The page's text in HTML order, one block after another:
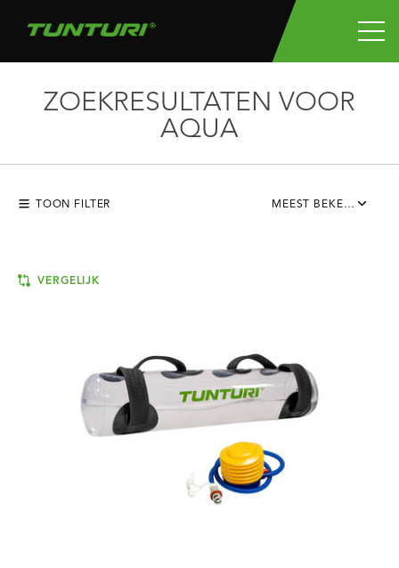
ZOEKRESULTATEN VOOR
AQUA
TOON FILTER MEEST BEKEKEN
VERGELIJK